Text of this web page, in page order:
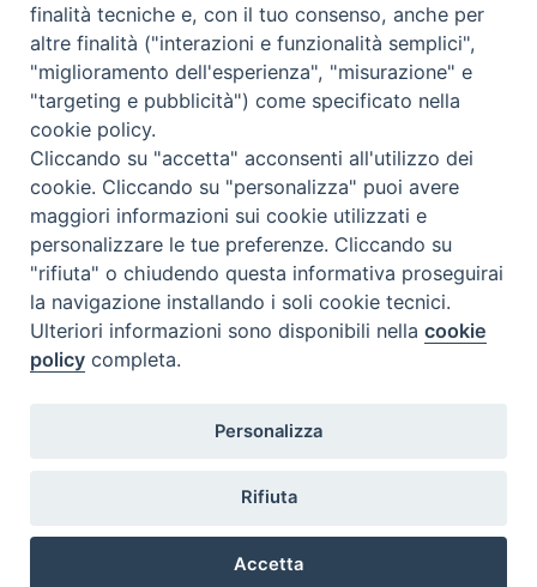
finalità tecniche e, con il tuo consenso, anche per
altre finalità ("interazioni e funzionalità semplici",
"miglioramento dell'esperienza", "misurazione" e
"targeting e pubblicità") come specificato nella
cookie policy.
Cliccando su "accetta" acconsenti all'utilizzo dei
cookie. Cliccando su "personalizza" puoi avere
maggiori informazioni sui cookie utilizzati e
personalizzare le tue preferenze. Cliccando su
"rifiuta" o chiudendo questa informativa proseguirai
la navigazione installando i soli cookie tecnici.
Ulteriori informazioni sono disponibili nellacookie
policy completa.
Personalizza
Rifiuta
Accetta